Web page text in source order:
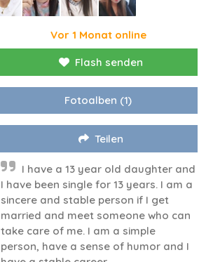
Vor 1 Monat online
Flash senden
Fotoalben (1)
Teilen
I have a 13 year old daughter and
I have been single for 13 years. I am a
sincere and stable person if I get
married and meet someone who can
take care of me. I am a simple
person, have a sense of humor and I